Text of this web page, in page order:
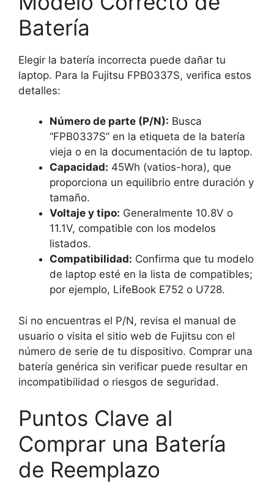
Batería
Elegir la batería incorrecta puede dañar tu
laptop. Para la Fujitsu FPB0337S, verifica estos
detalles:
Número de parte (P/N): Busca
“FPB0337S” en la etiqueta de la batería
vieja o en la documentación de tu laptop.
Capacidad: 45Wh (vatios-hora), que
proporciona un equilibrio entre duración y
tamaño.
Voltaje y tipo: Generalmente 10.8V o
11.1V, compatible con los modelos
listados.
Compatibilidad: Confirma que tu modelo
de laptop esté en la lista de compatibles;
por ejemplo, LifeBook E752 o U728.
Si no encuentras el P/N, revisa el manual de
usuario o visita el sitio web de Fujitsu con el
número de serie de tu dispositivo. Comprar una
batería genérica sin verificar puede resultar en
incompatibilidad o riesgos de seguridad.
Puntos Clave al
Comprar una Batería
de Reemplazo